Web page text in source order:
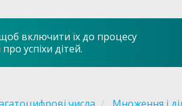
включити їх до процесу
успіхи дітей.